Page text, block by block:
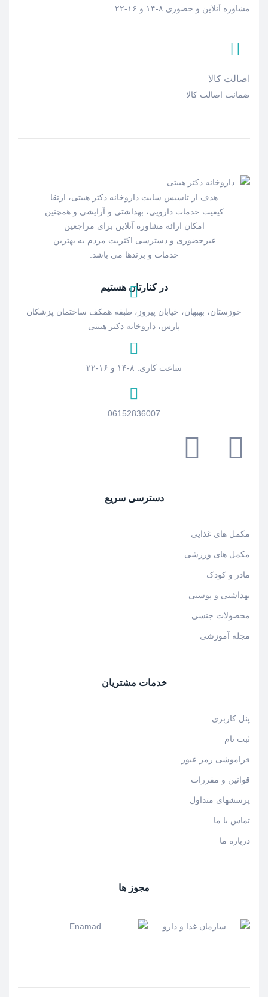
مشاوره آنلاین و حضوری ۸-۱۴ و ۱۶-۲۲
اصالت کالا
ضمانت اصالت کالا
هدف از تاسیس سایت داروخانه دکتر هیبتی، ارتقا
کیفیت خدمات دارویی، بهداشتی و آرایشی و همچنین
امکان ارائه مشاوره آنلاین برای مراجعین
غیرحضوری و دسترسی اکثریت مردم به بهترین
خدمات و برندها می باشد.
در کنارتان هستیم
خوزستان، بهبهان، خیابان پیروز، طبقه همکف ساختمان پزشکان
پارس، داروخانه دکتر هیبتی
ساعت کاری: ۸-۱۴ و ۱۶-۲۲
06152836007
دسترسی سریع
مکمل های غذایی
مکمل های ورزشی
مادر و کودک
بهداشتی و پوستی
محصولات جنسی
مجله آموزشی
خدمات مشتریان
پنل کاربری
ثبت نام
فراموشی رمز عبور
قوانین و مقررات
پرسشهای متداول
تماس با ما
درباره ما
مجوز ها